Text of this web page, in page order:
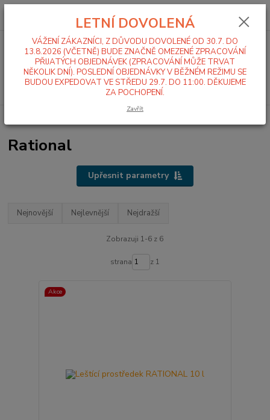
Menu
Hledat
0,00 Kč
Rational
Upřesnit parametry
Nejnovější Nejlevnější Nejdražší
Zobrazuji 1-6 z 6
strana z 1
Akce
LETNÍ DOVOLENÁ
VÁŽENÍ ZÁKAZNÍCI, Z DŮVODU DOVOLENÉ OD 30.7. DO
13.8.2026 (VČETNĚ) BUDE ZNAČNĚ OMEZENÉ ZPRACOVÁNÍ
PŘIJATÝCH OBJEDNÁVEK (ZPRACOVÁNÍ MŮŽE TRVAT
NĚKOLIK DNÍ). POSLEDNÍ OBJEDNÁVKY V BĚŽNÉM REŽIMU SE
BUDOU EXPEDOVAT VE STŘEDU 29.7. DO 11:00. DĚKUJEME
ZA POCHOPENÍ.
Zavřít